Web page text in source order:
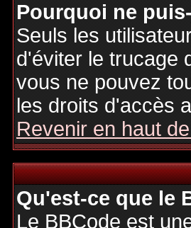
Pourquoi ne
Seuls les
d'éviter le trucage
vous ne pouvez
les droits d'accès
Revenir en haut
Qu'est-ce que le
Le BBCode est